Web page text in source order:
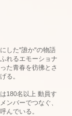
した"誰か"の物語
れるエモーショナ
た青春を彷彿とさ
る。
180名以上 動員す
ンバーでつなぐ、
んでいる。